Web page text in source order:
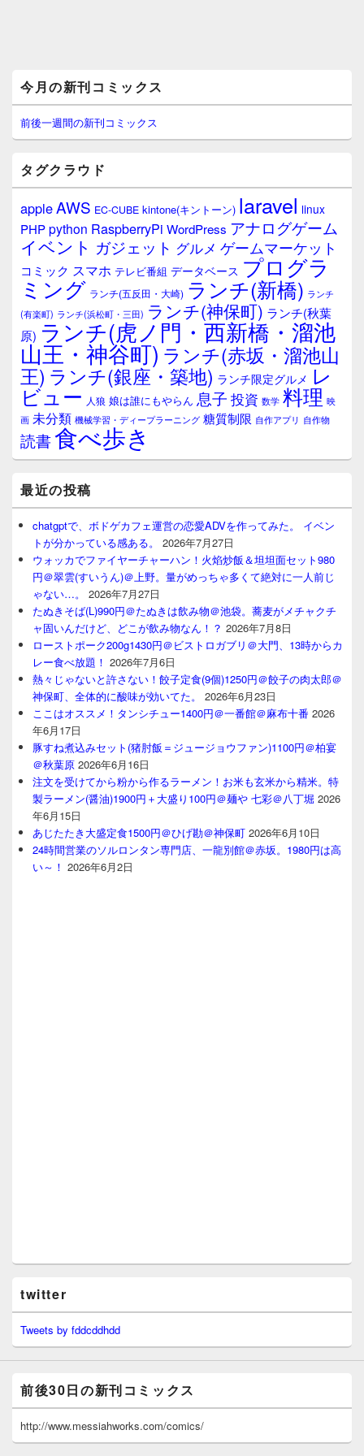
イ
ン
サ
イ
ウ
ィ
ジ
ェ
ア
今月の新刊コミックス
前後一週間の新刊コミックス
タグクラウド
appleAWS EC-CUBE kintone(キントーン) laravel linux
PHPpython RaspberryPi WordPress アナログゲーム
イベント ガジェット グルメ ゲームマーケット
コミック スマホ テレビ番組 データベース プログラ
ミング ランチ(五反田・大崎) ランチ(新橋) ランチ
(有楽町) ランチ(浜松町・三田) ランチ(神保町) ランチ(秋葉
原) ランチ(虎ノ門・西新橋・溜池
山王・神谷町) ランチ(赤坂・溜池山
王) ランチ(銀座・築地) ランチ限定グルメ レ
ビュー 人狼 娘は誰にもやらん 息子 投資 数学 料理 映
画 未分類 機械学習・ディープラーニング 糖質制限 自作アプリ 自作物
読書食べ歩き
最近の投稿
chatgptで、ボドゲカフェ運営の恋愛ADVを作ってみた。 イベン
トが分かっている感ある。
2026年7月27日
ウォッカでファイヤーチャーハン！火焰炒飯＆坦坦面セット980
円＠翠雲(すいうん)＠上野。量がめっちゃ多くて絶対に一人前じ
ゃない…。
2026年7月27日
たぬきそば(L)990円＠たぬきは飲み物＠池袋。蕎麦がメチャクチ
ャ固いんだけど、どこが飲み物なん！？ 2026年7月8日
ローストポーク200g1430円＠ビストロガブリ＠大門、13時からカ
レー食べ放題！ 2026年7月6日
熱々じゃないと許さない！餃子定食(9個)1250円＠餃子の肉太郎＠
神保町、全体的に酸味が効いてた。
2026年6月23日
ここはオススメ！タンシチュー1400円＠一番館＠麻布十番 2026
年6月17日
豚すね煮込みセット(猪肘飯＝ジュージョウファン)1100円＠柏宴
＠秋葉原 2026年6月16日
注文を受けてから粉から作るラーメン！お米も玄米から精米。特
製ラーメン(醤油)1900円＋大盛り100円＠麺や 七彩＠八丁堀 2026
年6月15日
あじたたき大盛定食1500円＠ひげ勘＠神保町 2026年6月10日
24時間営業のソルロンタン専門店、一龍別館＠赤坂。1980円は高
い～！ 2026年6月2日
twitter
Tweets by fddcddhdd
前後30日の新刊コミックス
http://www.messiahworks.com/comics/